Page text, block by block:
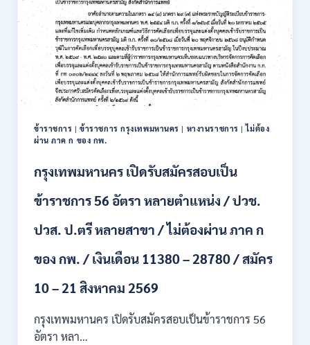
สมัคร
บุคคล
เพื่อ
บรรจุ
เป็น
พนักงาน
รัฐวิสาหกิจ
16
/
ป.ตรี
ส
+
ไป
เงิน
23,290
สมัคร
ONLINE
ข้าราชการ |ข้าราชการ กรุงเทพมหานคร | หางานราชการ |ไม่ต้อง
ผ่าน ภาค ก ของ กพ.
กรุงเทพมหานคร เปิดรับสมัครสอบเป็น
ข้าราชการ 56 อัตรา หลายตำแหน่ง / ปวช.
ปวส. ป.ตรี หลายสาขา / ไม่ต้องผ่าน ภาค ก
ของ กพ. / เงินเดือน 11380 – 28780 / สมัคร
10 – 21 สิงหาคม 2569
กรุงเทพมหานคร เปิดรับสมัครสอบเป็นข้าราชการ 56
อัตรา หลา…